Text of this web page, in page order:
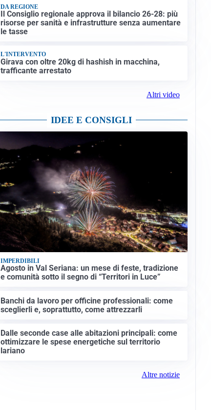
DA REGIONE
Il Consiglio regionale approva il bilancio 26-28: più
risorse per sanità e infrastrutture senza aumentare
le tasse
L'INTERVENTO
Girava con oltre 20kg di hashish in macchina,
trafficante arrestato
Altri video
IDEE E CONSIGLI
IMPERDIBILI
Agosto in Val Seriana: un mese di feste, tradizione
e comunità sotto il segno di “Territori in Luce”
Banchi da lavoro per officine professionali: come
sceglierli e, soprattutto, come attrezzarli
Dalle seconde case alle abitazioni principali: come
ottimizzare le spese energetiche sul territorio
lariano
Altre notizie